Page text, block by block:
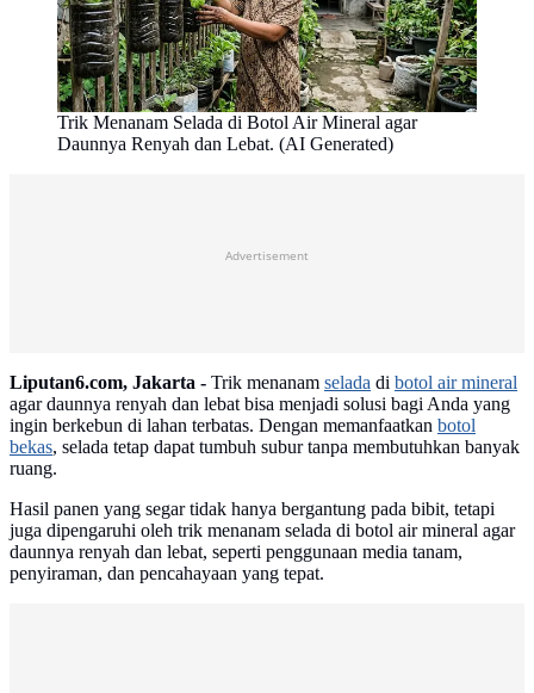
Trik Menanam Selada di Botol Air Mineral agar
Daunnya Renyah dan Lebat. (AI Generated)
Advertisement
Liputan6.com, Jakarta - Trik menanam selada di botol air mineral
agar daunnya renyah dan lebat bisa menjadi solusi bagi Anda yang
ingin berkebun di lahan terbatas. Dengan memanfaatkan botol
bekas, selada tetap dapat tumbuh subur tanpa membutuhkan banyak
ruang.
Hasil panen yang segar tidak hanya bergantung pada bibit, tetapi
juga dipengaruhi oleh trik menanam selada di botol air mineral agar
daunnya renyah dan lebat, seperti penggunaan media tanam,
penyiraman, dan pencahayaan yang tepat.